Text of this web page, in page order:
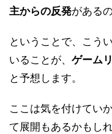
主からの反発がある
ということで、こう
いることが、 ゲーム
と予想します。
ここは気を付けてい
て展開もあるかもし